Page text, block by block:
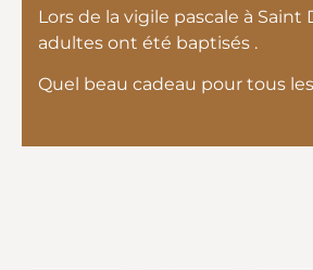
Lors de la vigile pascale à Saint
adultes ont été baptisés .
Quel beau cadeau pour tous